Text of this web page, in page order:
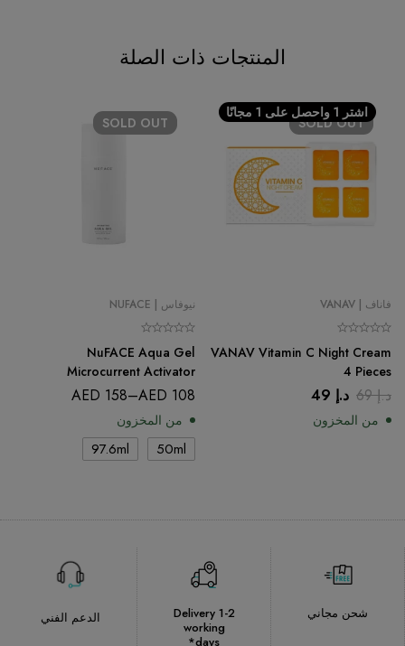
المنتجات ذات الصلة
SOLDOUT
فاناف | VANAV
اشتر 1 واحصل على 1 مجانًا
VANAV Vitamin C Night Cream
4 Pieces
د.إ69 د.إ
من المخزون
SOLD OUT
نيوفاس | NUFACE
NuFACE Aqua Gel
Microcurrent Activator
Conductor
AED 108
–
AED 158
من المخزون
50ml
97.6ml
شحن مجاني
Delivery 1-2
working
days*
الدعم الفني